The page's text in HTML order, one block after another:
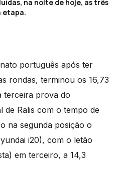
na noite de hoje, as três
etapa.
português após ter
rondas, terminou os 16,73
terceira prova do
de Ralis com o tempo de
na segunda posição o
i20), com o letão
em terceiro, a 14,3